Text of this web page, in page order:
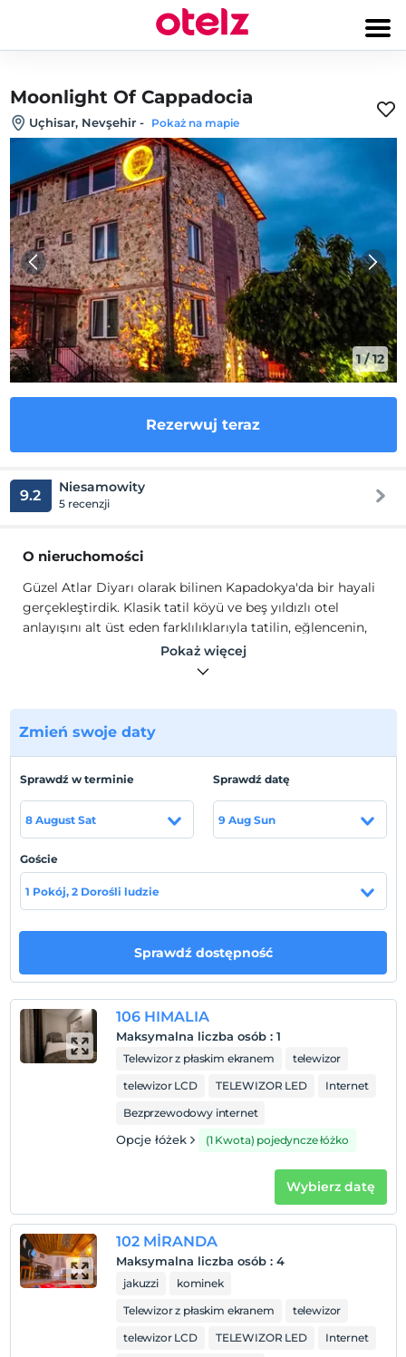
Moonlight Of Cappadocia
Uçhisar, Nevşehir - Pokaż na mapie
1/12
Rezerwuj teraz
9.2 Niesamowity
5 recenzji
O nieruchomości
Güzel Atlar Diyarı olarak bilinen Kapadokya'da bir hayali
gerçekleştirdik. Klasik tatil köyü ve beş yıldızlı otel
anlayışını alt üst eden farklılıklarıyla tatilin, eğlencenin,
dinlenmenin, sporun ve kurumsal etkinliklerin sanata
dönüştüğü bir peri masalı yarattık.
eşsiz doğada yaşadığınız deneyimleri unutulmaz
anılarınıza dahil edebilmenin mutluluğunu ve gururunu
yaşayacağız.
Odalarımızın içerisinde ısıtma, TV, Wi-Fi, banyo, duş,
ücretsiz banyo malzemesi, bornoz, havlu seti ve elektrikli
su ısıtıcısı olanakları mevcuttur.
için şimdiden teşekkür eder, sizleri otelimizde
ağırlamaktan onur duyacağımızı belirtmek isteriz.
Kapadokya Uçhisar'da konumlanmaktadır.
Pokaż na mapie
Zameldować się
Zwierzęta
Zwierzęta są dozwolone. Żadnych dodatkowych opłat.
Palenie
Zakaz palenia w pokoju
Niemowlęta do wieku do 0 są bezpłatne.
Pokaż więcej
Zmień swoje daty
Sprawdź w terminie
8 August Sat
Sprawdź datę
9 Aug Sun
Goście
1 Pokój, 2 Dorośli ludzie
Sprawdź dostępność
106 HIMALIA
Maksymalna liczba osób : 1
Telewizor z płaskim ekranem
telewizor
telewizor LCD
TELEWIZOR LED
Internet
Bezprzewodowy internet
Opcje łóżek (1 Kwota) pojedyncze łóżko
Wybierz datę
102 MİRANDA
Maksymalna liczba osób : 4
jakuzzi
kominek
Telewizor z płaskim ekranem
telewizor
telewizor LCD
TELEWIZOR LED
Internet